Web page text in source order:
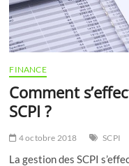
FINANCE
Comment
SCPI ?
4 octobre 2018 SCPI
La gestion des SCPI